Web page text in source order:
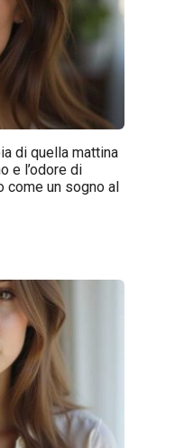
di quella mattina
e l’odore di
come un sogno al